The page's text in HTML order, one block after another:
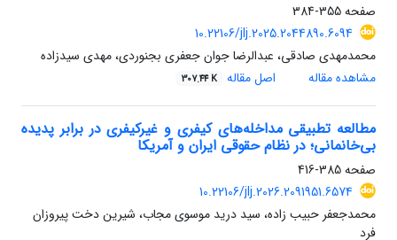
صفحه355-384
10.22106/jlj.2025.2044890.6094
محمدمهدی صادقی، عبدالرضا جوان جعفری بجنوردی، مهدی سیدزاده
مشاهده مقاله
اصل مقاله 307.44 K
مطالعه تطبیقی مداخله‌‌های کیفری و غیرکیفری در برابر پدیده‌
بی‌خانمانی؛ در نظام حقوقی ایران و آمریکا
صفحه385-416
10.22106/jlj.2026.2091951.6574
محمدجعفر حبیب زاده، سید درید موسوی مجاب، شیرین دخت پیروزان
فرد